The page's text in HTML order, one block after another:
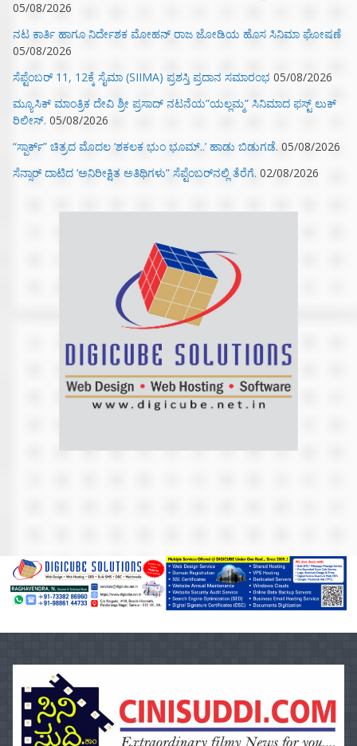
05/08/2026
ನಟ ಕಾರ್ತಿ ಹಾಗೂ ನಿರ್ದೇಶಕ ಮೋಹನ್ ರಾಜ ಜೋಡಿಯ ಹೊಸ ಸಿನಿಮಾ ಘೋಷಣೆ
05/08/2026
ಸೆಪ್ಟೆಂಬರ್ 11, 12ಕ್ಕೆ ಸೈಮಾ (SIIMA) ಪ್ರಶಸ್ತಿ ಪ್ರದಾನ ಸಮಾರಂಭ 05/08/2026
ಮ್ಯೂಸಿಕ್‌ ಮಾಂತ್ರಿಕ ದೇವಿ ಶ್ರೀ ಪ್ರಸಾದ್ ನಟನೆಯ”ಯಲ್ಲಮ್ಮ” ಸಿನಿಮಾದ ಫಸ್ಟ್‌ ಲುಕ್‌
ರಿಲೀಸ್. 05/08/2026
“ಸ್ಪಾರ್ಕ್” ಚಿತ್ರದ ಮೊದಲ‌ ‘ಶಕಲಕ ಭುಂ‌ ಭೂಮ್..’ ಹಾಡು ಬಿಡುಗಡೆ. 05/08/2026
ಸೆನ್ಸಾರ್ ದಾಟಿದ ‘ಅನಿರೀಕ್ಷಿತ ಅತಿಥಿಗಳು” ಸೆಪ್ಟೆಂಬರ್‌ನಲ್ಲಿ ತೆರೆಗೆ. 02/08/2026